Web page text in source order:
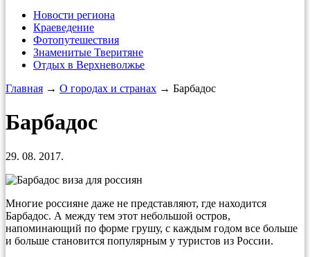
Новости региона
Краеведение
Фотопутешествия
Знаменитые Тверитяне
Отдых в Верхневолжье
Главная → О городах и странах → Барбадос
Барбадос
29. 08. 2017.
Многие россияне даже не представляют, где находится
Барбадос. А между тем этот небольшой остров,
напоминающий по форме грушу, с каждым годом все больше
и больше становится популярным у туристов из России.